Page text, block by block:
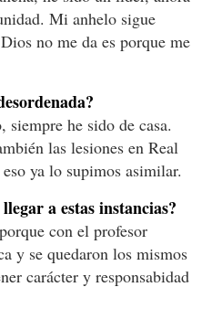
Mi anhelo sigue
no me da es porque me
he sido de casa.
las lesiones en Real
ya lo supimos asimilar.
a estas instancias?
con el profesor
y se quedaron los mismos
carácter y responsabidad